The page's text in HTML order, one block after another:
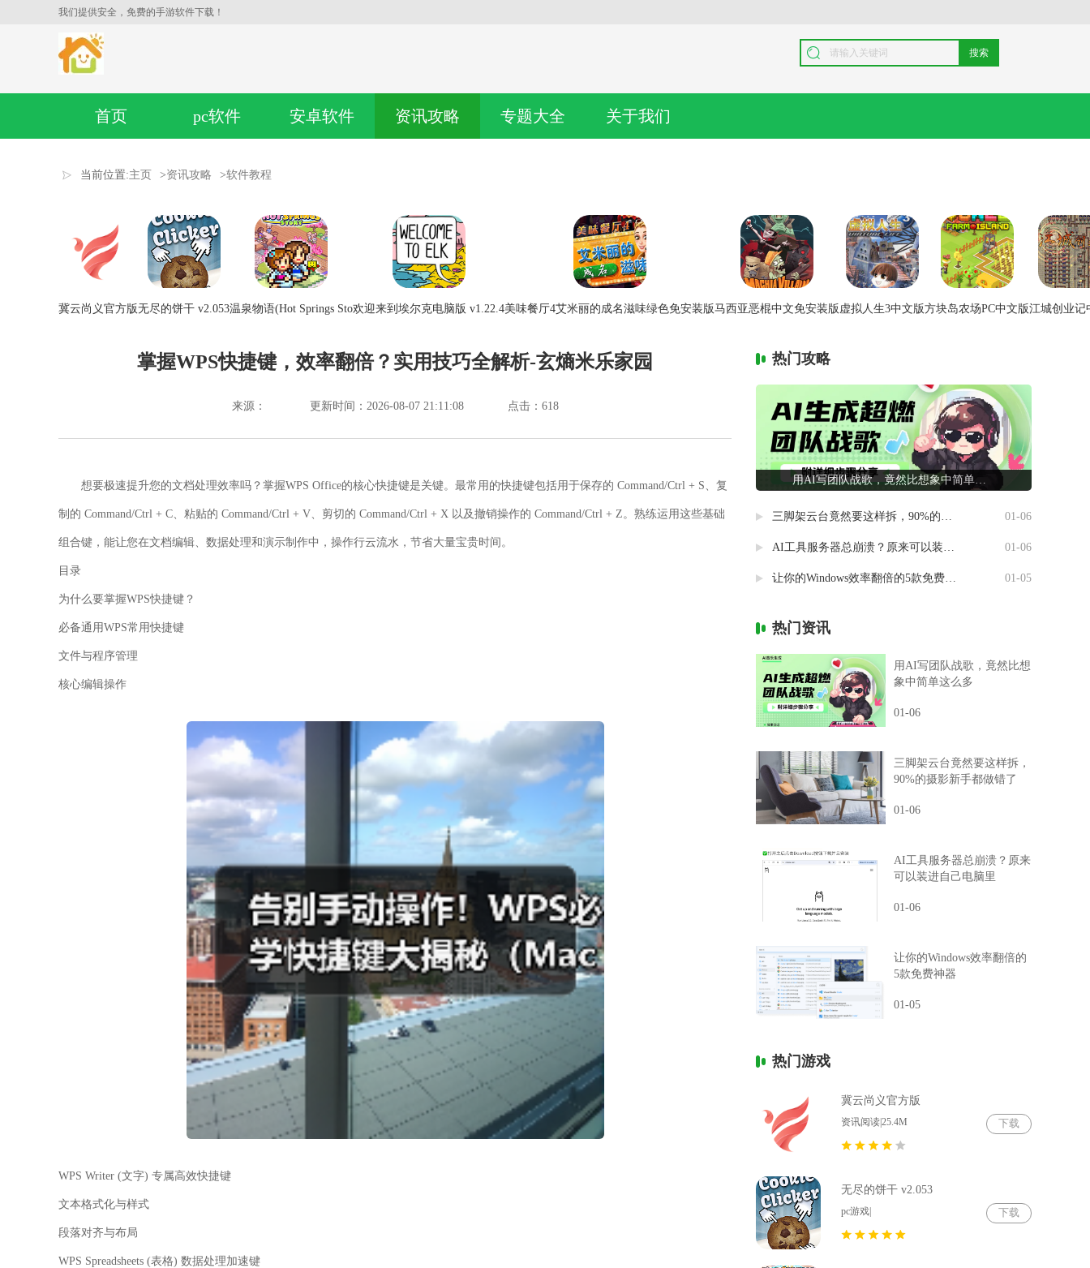
我们提供安全，免费的手游软件下载！
搜索
首页 pc软件 安卓软件 资讯攻略 专题大全 关于我们
当前位置:主页 >资讯攻略 >软件教程
冀云尚义官方版无尽的饼干 v2.053温泉物语(Hot Springs Sto欢迎来到埃尔克电脑版 v1.22.4美味餐厅4艾米丽的成名滋味绿色免安装版马西亚恶棍中文免安装版 虚拟人生3中文版方块岛农场PC中文版江城创业记
掌握WPS快捷键，效率翻倍？实用技巧全解析-玄熵米乐家园
来源： 更新时间：2026-08-07 21:11:08 点击： 618
想要极速提升您的文档处理效率吗？掌握WPS Office的核心快捷键是关键。最常用的快捷键包括用于保存的 Command/Ctrl + S、复
制的 Command/Ctrl + C、粘贴的 Command/Ctrl + V、剪切的 Command/Ctrl + X 以及撤销操作的 Command/Ctrl + Z。熟练运用这些基础
组合键，能让您在文档编辑、数据处理和演示制作中，操作行云流水，节省大量宝贵时间。
目录
为什么要掌握WPS快捷键？
必备通用WPS常用快捷键
文件与程序管理
核心编辑操作
WPS Writer (文字) 专属高效快捷键
文本格式化与样式
段落对齐与布局
WPS Spreadsheets (表格) 数据处理加速键
热门攻略
用AI写团队战歌，竟然比想象中简单这么多
三脚架云台竟然要这样拆，90%的摄影新手都做错了 01-06
AI工具服务器总崩溃？原来可以装进自己电脑里 01-06
让你的Windows效率翻倍的5款免费神器 01-05
热门资讯
用AI写团队战歌，竟然比想
象中简单这么多
01-06
三脚架云台竟然要这样拆，
90%的摄影新手都做错了
01-06
AI工具服务器总崩溃？原来
可以装进自己电脑里
01-06
让你的Windows效率翻倍的
5款免费神器
01-05
热门游戏
冀云尚义官方版
资讯阅读|25.4M 下载
无尽的饼干 v2.053
pc游戏| 下载